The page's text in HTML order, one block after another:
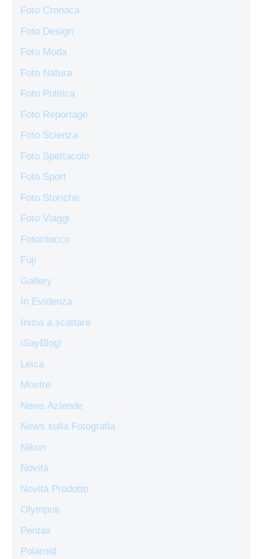
Foto Cronaca
Foto Design
Foto Moda
Foto Natura
Foto Politica
Foto Reportage
Foto Scienza
Foto Spettacolo
Foto Sport
Foto Storiche
Foto Viaggi
Fotoritocco
Fuji
Gallery
In Evidenza
Inizia a scattare
iSayBlog!
Leica
Mostre
News Aziende
News sulla Fotografia
Nikon
Novità
Novità Prodotto
Olympus
Pentax
Polaroid